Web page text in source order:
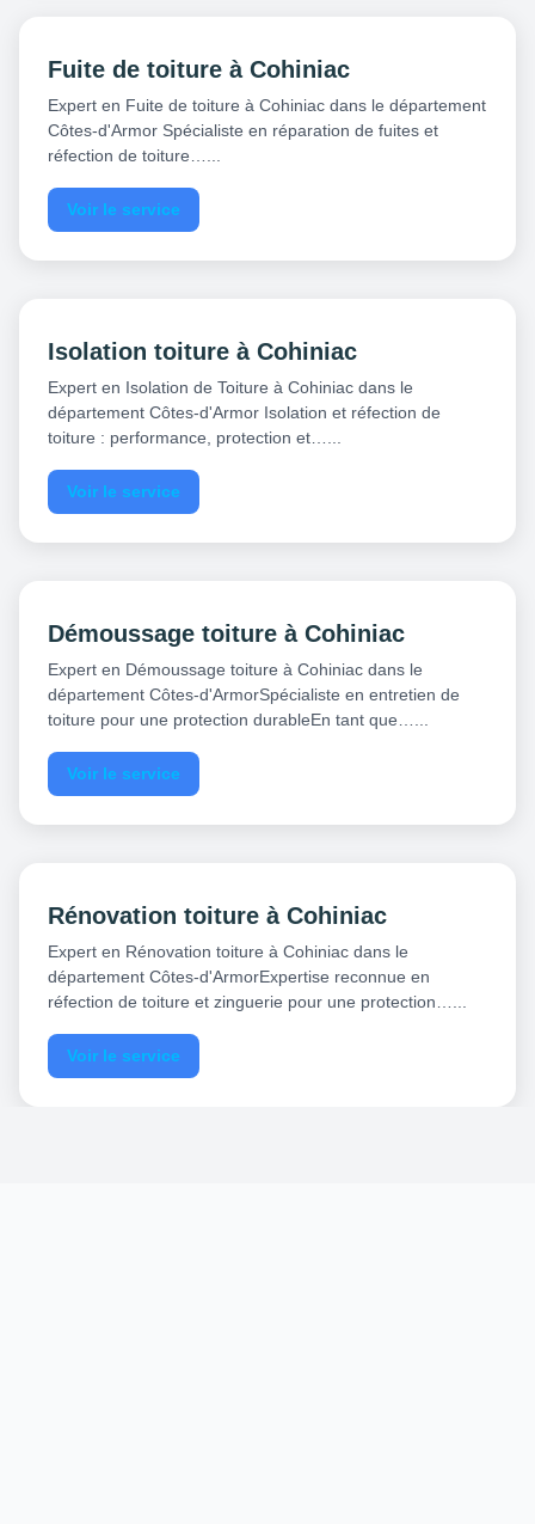
Fuite de toiture à Cohiniac
Expert en Fuite de toiture à Cohiniac dans le département
Côtes-d'Armor Spécialiste en réparation de fuites et
réfection de toiture…...
Voir le service
Isolation toiture à Cohiniac
Expert en Isolation de Toiture à Cohiniac dans le
département Côtes-d'Armor Isolation et réfection de
toiture : performance, protection et…...
Voir le service
Démoussage toiture à Cohiniac
Expert en Démoussage toiture à Cohiniac dans le
département Côtes-d'ArmorSpécialiste en entretien de
toiture pour une protection durableEn tant que…...
Voir le service
Rénovation toiture à Cohiniac
Expert en Rénovation toiture à Cohiniac dans le
département Côtes-d'ArmorExpertise reconnue en
réfection de toiture et zinguerie pour une protection…...
Voir le service